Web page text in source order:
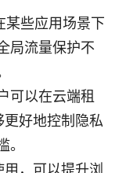
些应用场景下
局流量保护不
可以在云端租
好地控制隐私
，可以提升浏